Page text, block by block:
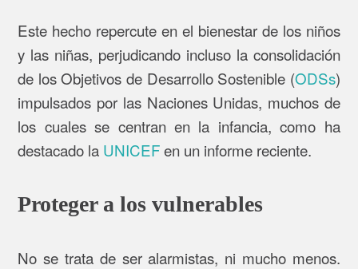
Este hecho repercute en el bienestar de los niños
y las niñas, perjudicando incluso la consolidación
de los Objetivos de Desarrollo Sostenible (ODSs)
impulsados por las Naciones Unidas, muchos de
los cuales se centran en la infancia, como ha
destacado la UNICEFen un informe reciente.
Proteger a los vulnerables
No se trata de ser alarmistas, ni mucho menos.